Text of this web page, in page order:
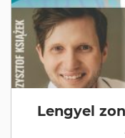
Lengyel